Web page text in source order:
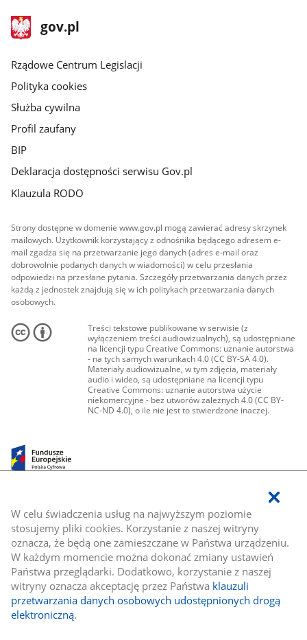
W celu świadczenia usług na najwyższym poziomie
stosujemy pliki cookies. Korzystanie z naszej witryny
oznacza, że będą one zamieszczane w Państwa urządzeniu.
W każdym momencie można dokonać zmiany ustawień
Państwa przeglądarki. Dodatkowo, korzystanie z naszej
witryny oznacza akceptację przez Państwa klauzuli
przetwarzania danych osobowych udostępnionych drogą
elektroniczną.
stopka
gov.plStrona
gov.pl
Rządowe Centrum Legislacji
Polityka cookies
Służba cywilna
Profil zaufany
BIP
Deklaracja dostępności serwisu Gov.pl
Klauzula RODO
Strony dostępne w domenie www.gov.pl mogą zawierać adresy skrzynek
mailowych. Użytkownik korzystający z odnośnika będącego adresem e-
mail zgadza się na przetwarzanie jego danych (adres e-mail oraz
dobrowolnie podanych danych w wiadomości) w celu przesłania
odpowiedzi na przesłane pytania. Szczegóły przetwarzania danych przez
każdą z jednostek znajdują się w ich politykach przetwarzania danych
osobowych.
Treści tekstowe publikowane w serwisie (z
wyłączeniem treści audiowizualnych), są udostępniane
na licencji typu Creative Commons: uznanie autorstwa
- na tych samych warunkach 4.0 (CC BY-SA 4.0).
Materiały audiowizualne, w tym zdjęcia, materiały
audio i wideo, są udostępniane na licencji typu
Creative Commons: uznanie autorstwa użycie
niekomercyjne - bez utworów zależnych 4.0 (CC BY-
NC-ND 4.0), o ile nie jest to stwierdzone inaczej.